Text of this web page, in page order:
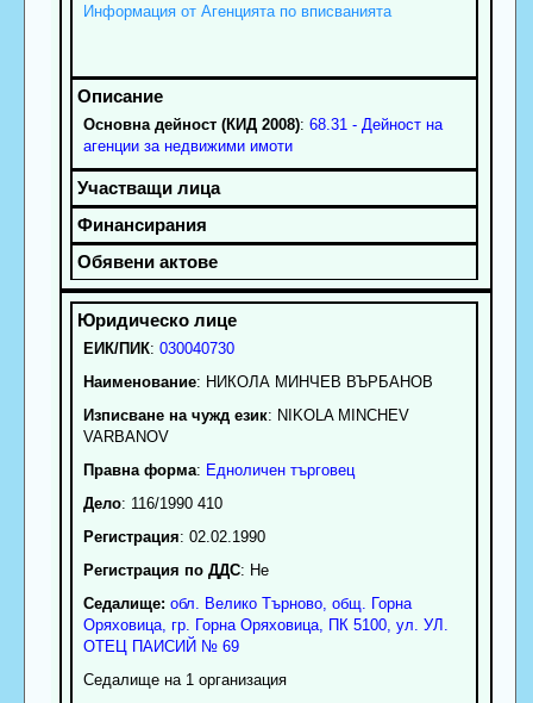
Информация от Агенцията по вписванията
Основна дейност (КИД 2008): 68.31 - Дейност на
агенции за недвижими имоти
ЕИК/ПИК: 030040730
Наименование: НИКОЛА МИНЧЕВ ВЪРБАНОВ
Изписване на чужд език: NIKOLA MINCHEV
VARBANOV
Правна форма: Едноличен търговец
Дело: 116/1990 410
Регистрация: 02.02.1990
Регистрация по ДДС: Нe
Седалище: обл. Велико Търново, общ. Горна
Оряховица, гр. Горна Оряховица, ПК 5100, ул. УЛ.
ОТЕЦ ПАИСИЙ № 69
Седалище на 1 организация